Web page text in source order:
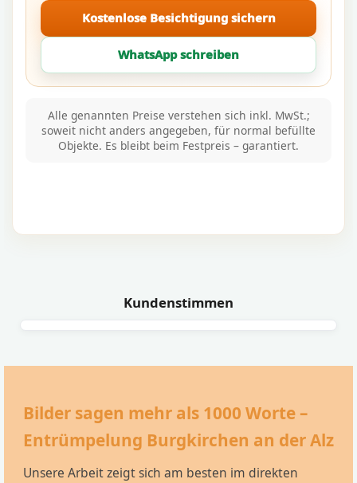
Kostenlose Besichtigung sichern
WhatsApp schreiben
Alle genannten Preise verstehen sich inkl. MwSt.;
soweit nicht anders angegeben, für normal befüllte
Objekte. Es bleibt beim Festpreis – garantiert.
Kundenstimmen
Bilder sagen mehr als 1000 Worte –
Entrümpelung Burgkirchen an der Alz
Unsere Arbeit zeigt sich am besten im direkten